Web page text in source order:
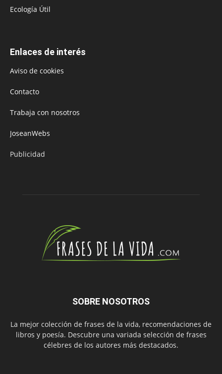
Ecología Útil
Enlaces de interés
Aviso de cookies
Contacto
Trabaja con nosotros
JoseanWebs
Publicidad
SOBRE NOSOTROS
La mejor colección de frases de la vida, recomendaciones de
libros y poesía. Descubre una variada selección de frases
célebres de los autores más destacados.